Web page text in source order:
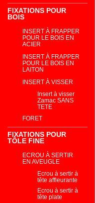
FIXATIONS POUR
BOIS
INSERT À FRAPPER
POUR LE BOIS EN
ACIER
INSERT À FRAPPER
POUR LE BOIS EN
LAITON
INSERT À VISSER
Insert à visser
Zamac SANS
TETE
FORET
FIXATIONS POUR
TÔLE FINE
ECROU À SERTIR
EN AVEUGLE
Ecrou à sertir à
tête affleurante
Ecrou à sertir à
tête plate